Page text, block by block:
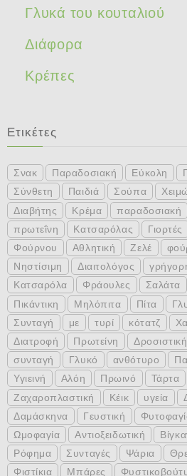
Γλυκά του κουταλιού
Διάφορα
Κρέπες
Ετικέτες
Σνακ Παραδοσιακή Εύκολη
Σύνθετη
Παιδιά Σούπα
Διαβήτης
Κρέμα παραδοσιακή
πρωτεΐνη
Κατσαρόλας Γιορτές
Φούρνου
Αθλητική Ζελέ
Νηστίσιμη
Διαιτολόγος
Κατσαρόλα
Φράουλες Σαλάτα
Πικάντικη
Μηλόπιτα Πίτα
Συνταγή
με τυρί κότατζ
Διατροφή
Πρωτείνη Δροσιστική
συνταγή
Γλυκό ανθότυρο
Υγιεινή
Αλόη Πρωινό Τάρτα
Ζαχαροπλαστική
Κέικ υγεία
Δαμάσκηνα
Γευστική
Ωμοφαγία
Αντιοξειδωτική
Ρόφημα
Συνταγές Ψάρια
Φιστίκια
Μπάρες